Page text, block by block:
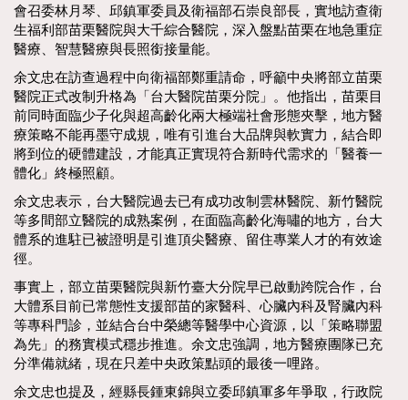
會召委林月琴、邱鎮軍委員及衛福部石崇良部長，實地訪查衛
生福利部苗栗醫院與大千綜合醫院，深入盤點苗栗在地急重症
醫療、智慧醫療與長照銜接量能。
余文忠在訪查過程中向衛福部鄭重請命，呼籲中央將部立苗栗
醫院正式改制升格為「台大醫院苗栗分院」。他指出，苗栗目
前同時面臨少子化與超高齡化兩大極端社會形態夾擊，地方醫
療策略不能再墨守成規，唯有引進台大品牌與軟實力，結合即
將到位的硬體建設，才能真正實現符合新時代需求的「醫養一
體化」終極照顧。
余文忠表示，台大醫院過去已有成功改制雲林醫院、新竹醫院
等多間部立醫院的成熟案例，在面臨高齡化海嘯的地方，台大
體系的進駐已被證明是引進頂尖醫療、留住專業人才的有效途
徑。
事實上，部立苗栗醫院與新竹臺大分院早已啟動跨院合作，台
大體系目前已常態性支援部苗的家醫科、心臟內科及腎臟內科
等專科門診，並結合台中榮總等醫學中心資源，以「策略聯盟
為先」的務實模式穩步推進。余文忠強調，地方醫療團隊已充
分準備就緒，現在只差中央政策點頭的最後一哩路。
余文忠也提及，經縣長鍾東錦與立委邱鎮軍多年爭取，行政院